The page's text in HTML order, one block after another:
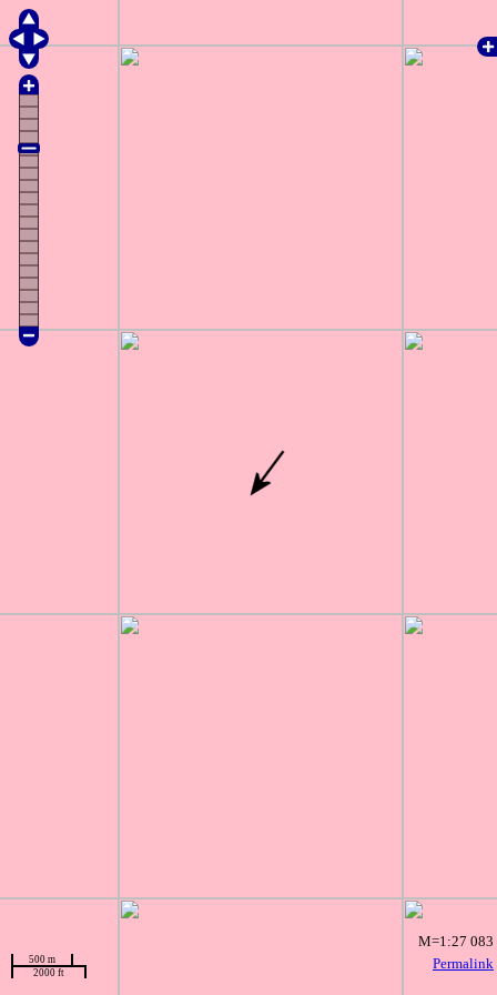
Permalink
500 m
2000 ft
M=1:27 083